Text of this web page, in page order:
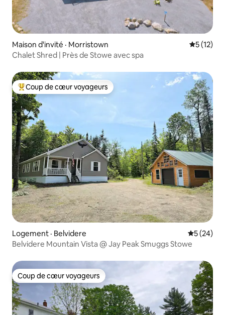
Maison d'invité · Morristown Note
5 (12)
Chalet Shred | Près de Stowe avec spa
Coup de cœur voyageurs parmi les plus aimés
Coup de cœur voyageurs
Logement · Belvidere Note
5 (24)
Belvidere Mountain Vista @ Jay Peak Smuggs Stowe
Coup de cœur voyageurs
Coup de cœur voyageurs